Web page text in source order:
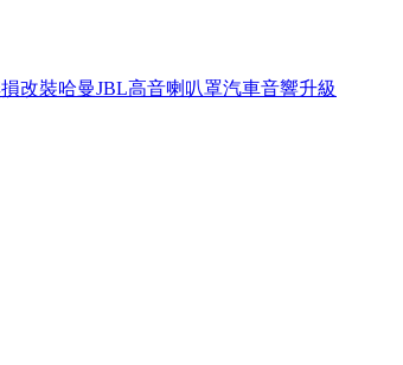
改裝哈曼JBL高音喇叭罩汽車音響升級